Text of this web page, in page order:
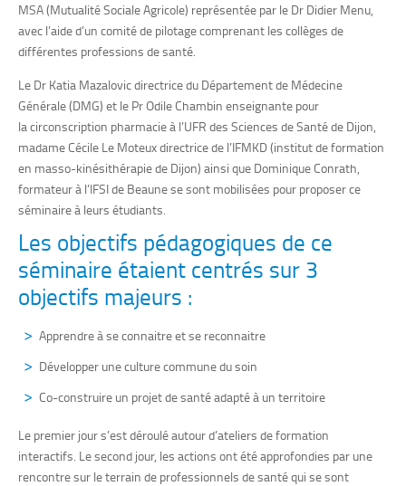
MSA (Mutualité Sociale Agricole) représentée par le Dr Didier Menu,
avec l’aide d’un comité de pilotage comprenant les collèges de
différentes professions de santé.
Le Dr Katia Mazalovic directrice du Département de Médecine
Générale (DMG) et le Pr Odile Chambin enseignante pour
lacirconscription pharmacieà l’UFR des Sciences de Santé de Dijon,
madameCécile Le Moteux directrice de l’IFMKD (institut de formation
en masso-kinésithérapie de Dijon) ainsi que Dominique Conrath,
formateur à l’IFSI de Beaune se sont mobilisées pour proposer ce
séminaire à leurs étudiants.
Les objectifs pédagogiques de ce
séminaire étaient centrés sur 3
objectifs majeurs :
Apprendre à se connaitre et se reconnaitre
Développer une culture commune du soin
Co-construire un projet de santé adapté à un territoire
Le premier jour s’est déroulé autour d’ateliers de formation
interactifs. Le second jour, les actions ont été approfondies par une
rencontre sur le terrain de professionnels de santé qui se sont